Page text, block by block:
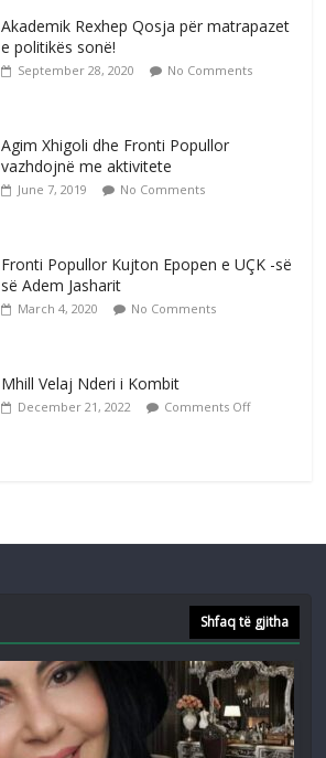
Akademik Rexhep Qosja për matrapazet
e politikës sonë!
September 28, 2020 No Comments
Agim Xhigoli dhe Fronti Popullor
vazhdojnë me aktivitete
June 7, 2019 No Comments
Fronti Popullor Kujton Epopen e UÇK -së
së Adem Jasharit
March 4, 2020 No Comments
Mhill Velaj Nderi i Kombit
December 21, 2022 Comments Off
Shfaq të gjitha